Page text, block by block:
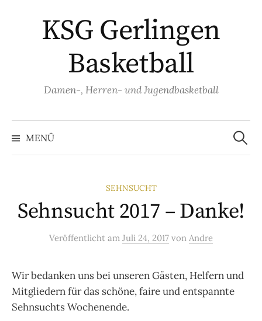
KSG Gerlingen
Basketball
Damen-, Herren- und Jugendbasketball
MENÜ
Suchen
nach:
SEHNSUCHT
Sehnsucht 2017 – Danke!
Veröffentlicht am Juli 24, 2017 von Andre
Wir bedanken uns bei unseren Gästen, Helfern und
Mitgliedern für das schöne, faire und entspannte
Sehnsuchts Wochenende.